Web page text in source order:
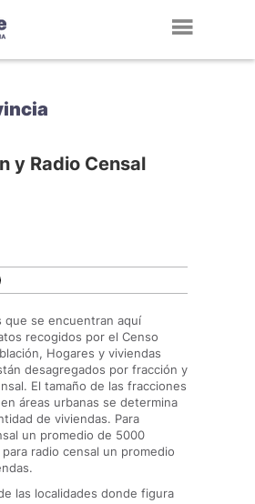
y Radio Censal
que se encuentran aquí
recogidos por el Censo
Hogares y viviendas
desagregados por fracción y
El tamaño de las fracciones
áreas urbanas se determina
de viviendas. Para
un promedio de 5000
radio censal un promedio
las localidades donde figura